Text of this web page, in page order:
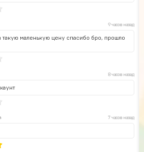
9 часов назад
такую маленькую цену спасибо бро, прошло
8 часов назад
7 часов назад